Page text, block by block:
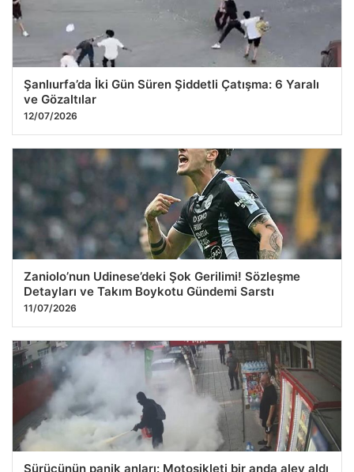
Şanlıurfa’da İki Gün Süren Şiddetli Çatışma: 6 Yaralı
ve Gözaltılar
12/07/2026
Zaniolo’nun Udinese’deki Şok Gerilimi! Sözleşme
Detayları ve Takım Boykotu Gündemi Sarstı
11/07/2026
Sürücünün panik anları: Motosikleti bir anda alev aldı